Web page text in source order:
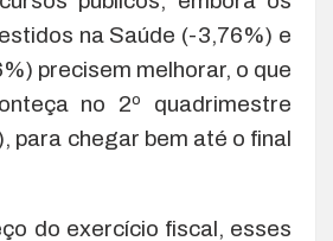
na Saúde (-3,76%) e
precisem melhorar, o que
no 2º quadrimestre
para chegar bem até o final
do exercício fiscal, esses